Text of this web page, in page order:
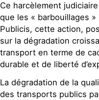
Ce harcèlement
que les « barbouillages
Publicis, cette action,
sur la dégradation
transport en terme de
durable et de liberté
La dégradation de la
des transports publics